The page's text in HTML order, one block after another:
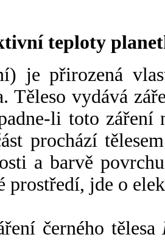
teploty
je přirozená
Těleso vydává
li toto záření
prochází
a barvě
prostředí, jde o
černého tělesa